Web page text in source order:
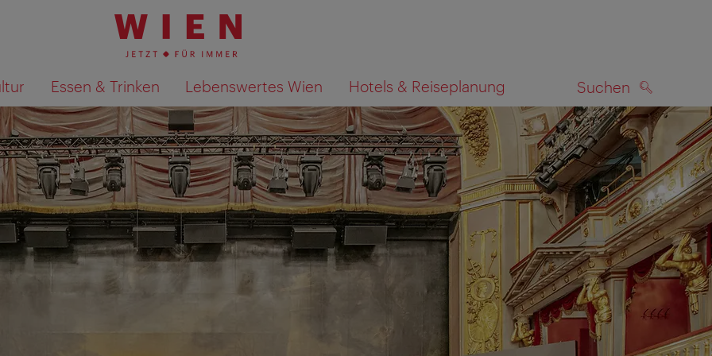
Essen & Trinken Lebenswertes Wien Hotels & Reiseplanung Suchen
Suchergebnisse auf Karte anzeigen SUCHEN